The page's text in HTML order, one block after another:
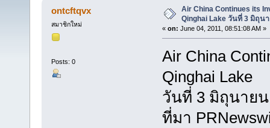
(Read 41782 times)
ontcftqvx
สมาชิกใหม่
Posts: 0
Air China Continues its
Qinghai Lake วันที่ 3 มิถุน
« on: June 04, 2011, 08:51:08 AM »
Air China
Qinghai Lake
วันที่ 3 มิถุนายน
ที่มา